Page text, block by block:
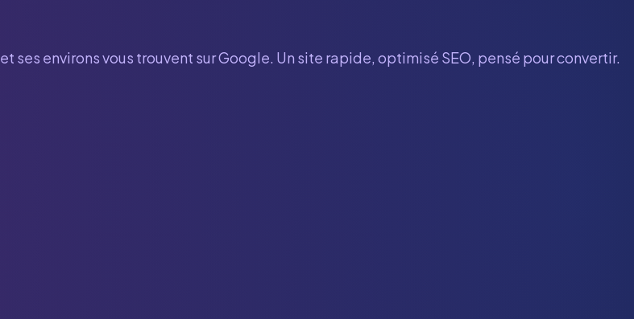
et ses environs vous trouvent sur Google. Un site rapide, optimisé SEO, pensé pour convertir.